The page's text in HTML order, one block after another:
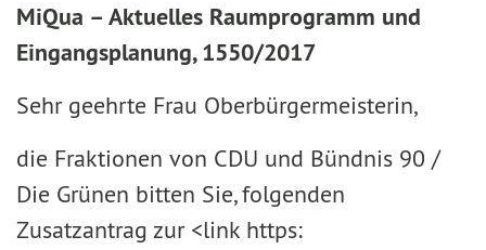
MiQua – Aktuelles Raumprogramm und
Eingangsplanung, 1550/2017
Sehr geehrte Frau Oberbürgermeisterin,
die Fraktionen von CDU und Bündnis 90 /
Die Grünen bitten Sie, folgenden
Zusatzantrag zur <link https: